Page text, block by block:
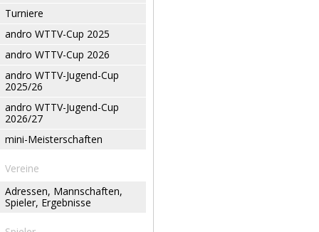
Turniere
andro WTTV-Cup 2025
andro WTTV-Cup 2026
andro WTTV-Jugend-Cup
2025/26
andro WTTV-Jugend-Cup
2026/27
mini-Meisterschaften
Vereine
Adressen, Mannschaften,
Spieler, Ergebnisse